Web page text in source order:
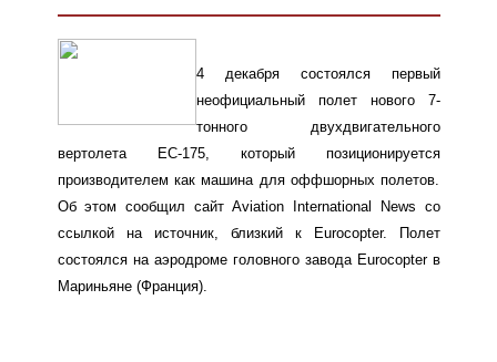
4 декабря состоялся первый
неофициальный полет нового 7-
тонного двухдвигательного
вертолета EC-175, который позиционируется
производителем как машина для оффшорных полетов.
Об этом сообщил сайт Aviation International News со
ссылкой на источник, близкий к Eurocopter. Полет
состоялся на аэродроме головного завода Eurocopter в
Мариньяне (Франция).